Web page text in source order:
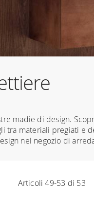
madie di design.
tra materiali pregiati e
nel negozio di
Articoli49-53 di 53